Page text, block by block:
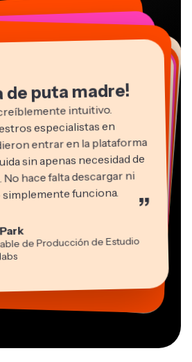
de puta madre!
intuitivo.
especialistas en
entrar en la plataforma
sin apenas necesidad de
hace falta descargar ni
funciona. ”
de Producción de Estudio
Darby
en
en EPATHLON
Farla
Peng
de Contenidos
Rae
Rawlings
de Servicios de Información
freelance virtual